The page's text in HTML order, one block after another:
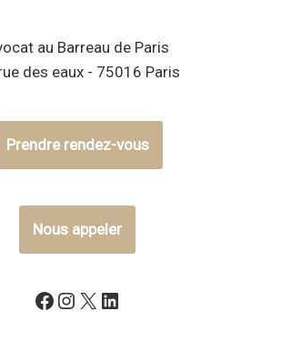
au Barreau de Paris
des eaux - 75016 Paris
Prendre rendez-vous
Nous appeler